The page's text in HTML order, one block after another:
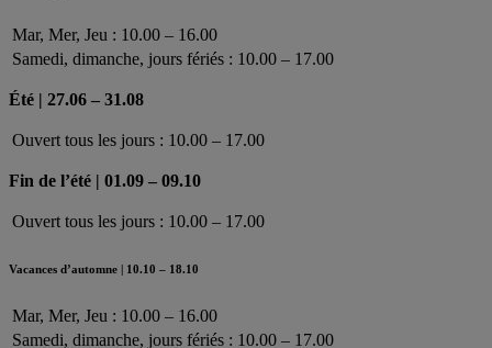
Mar, Mer, Jeu : 10.00 – 16.00
Samedi, dimanche, jours fériés : 10.00 – 17.00
Été | 27.06 – 31.08
Ouvert tous les jours : 10.00 – 17.00
Fin de l’été | 01.09 – 09.10
Ouvert tous les jours : 10.00 – 17.00
Vacances d’automne | 10.10 – 18.10
Mar, Mer, Jeu : 10.00 – 16.00
Samedi, dimanche, jours fériés : 10.00 – 17.00